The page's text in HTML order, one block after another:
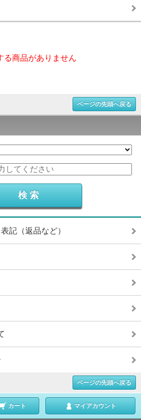
る商品がありません
ページの先頭へ戻る
記（返品など）
ページの先頭へ戻る
カート マイアカウント